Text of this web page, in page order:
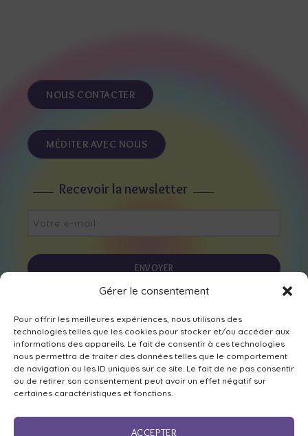
Gérer le consentement
Pour offrir les meilleures expériences, nous utilisons des
technologies telles que les cookies pour stocker et/ou accéder aux
informations des appareils. Le fait de consentir à ces technologies
nous permettra de traiter des données telles que le comportement
de navigation ou les ID uniques sur ce site. Le fait de ne pas consentir
ou de retirer son consentement peut avoir un effet négatif sur
certaines caractéristiques et fonctions.
ACCEPTER
NOUS CONTACTER
MÉDITER AVEC NOUS
Recevoir la newsletter